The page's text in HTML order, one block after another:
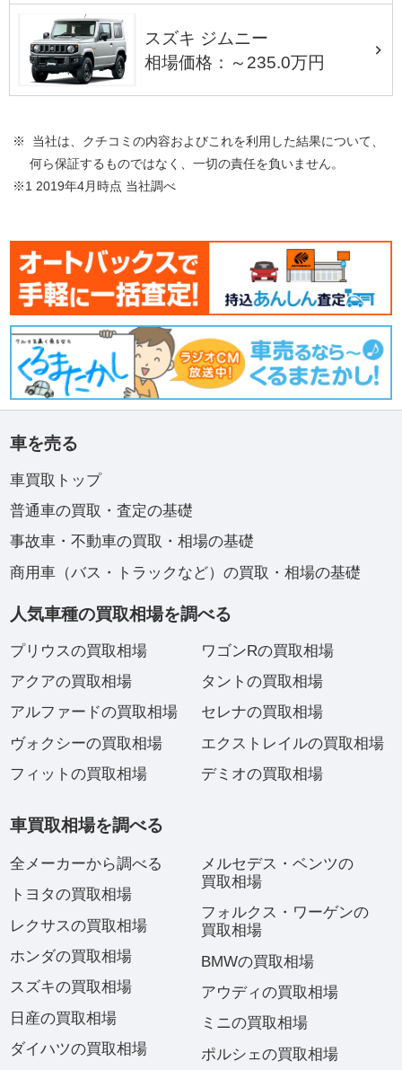
スズキ ジムニー
相場価格：～235.0万円
※ 当社は、クチコミの内容およびこれを利用した結果について、
何ら保証するものではなく、一切の責任を負いません。
※1 2019年4月時点 当社調べ
車を売る
車買取トップ
普通車の買取・査定の基礎
事故車・不動車の買取・相場の基礎
商用車（バス・トラックなど）の買取・相場の基礎
人気車種の買取相場を調べる
プリウスの買取相場
アクアの買取相場
アルファードの買取相場
ヴォクシーの買取相場
フィットの買取相場
ワゴンRの買取相場
タントの買取相場
セレナの買取相場
エクストレイルの買取相場
デミオの買取相場
車買取相場を調べる
全メーカーから調べる
トヨタの買取相場
レクサスの買取相場
ホンダの買取相場
スズキの買取相場
日産の買取相場
ダイハツの買取相場
メルセデス・ベンツの
買取相場
フォルクス・ワーゲンの
買取相場
BMWの買取相場
アウディの買取相場
ミニの買取相場
ポルシェの買取相場